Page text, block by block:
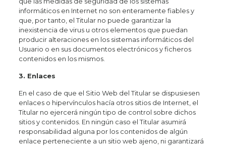
informáticos en Internet no son enteramente fiables y
que, por tanto, el Titular no puede garantizar la
inexistencia de virus u otros elementos que puedan
producir alteraciones en los sistemas informáticos del
Usuario o en sus documentos electrónicos y ficheros
contenidos en los mismos.
3. Enlaces
En el caso de que el Sitio Web del Titular se dispusiesen
enlaces o hipervínculos hacía otros sitios de Internet, el
Titular no ejercerá ningún tipo de control sobre dichos
sitios y contenidos. En ningún caso el Titular asumirá
responsabilidad alguna por los contenidos de algún
enlace perteneciente a un sitio web ajeno, ni garantizará